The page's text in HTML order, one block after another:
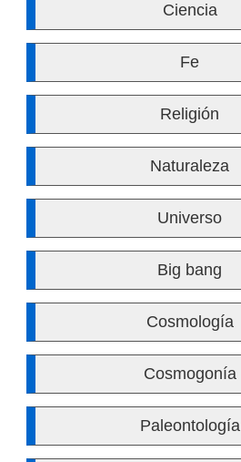
Ciencia
Fe
Religión
Naturaleza
Universo
Big bang
Cosmología
Cosmogonía
Paleontología